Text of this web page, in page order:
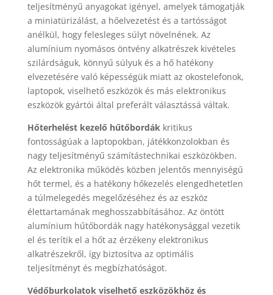
teljesítményű anyagokat igényel, amelyek támogatják
a miniatürizálást, a hőelvezetést és a tartósságot
anélkül, hogy felesleges súlyt növelnének. Az
alumínium nyomásos öntvény alkatrészek kivételes
szilárdságuk, könnyű súlyuk és a hő hatékony
elvezetésére való képességük miatt az okostelefonok,
laptopok, viselhető eszközök és más elektronikus
eszközök gyártói által preferált választássá váltak.
Hőterhelést kezelő hűtőbordákkritikus
fontosságúak a laptopokban, játékkonzolokban és
nagy teljesítményű számítástechnikai eszközökben.
Az elektronika működés közben jelentős mennyiségű
hőt termel, és a hatékony hőkezelés elengedhetetlen
a túlmelegedés megelőzéséhez és az eszköz
élettartamának meghosszabbításához. Az öntött
alumínium hűtőbordák nagy hatékonysággal vezetik
el és terítik el a hőt az érzékeny elektronikus
alkatrészekről, így biztosítva az optimális
teljesítményt és megbízhatóságot.
Védőburkolatok viselhető eszközökhöz és